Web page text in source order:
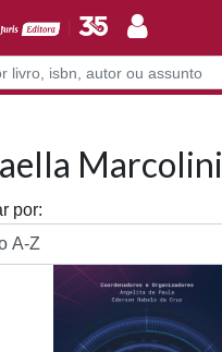
Marcolini
por: